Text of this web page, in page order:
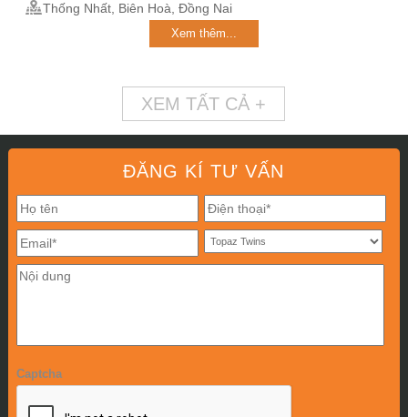
Thống Nhất, Biên Hoà, Đồng Nai
Xem thêm...
XEM TẤT CẢ +
ĐĂNG KÍ TƯ VẤN
Captcha